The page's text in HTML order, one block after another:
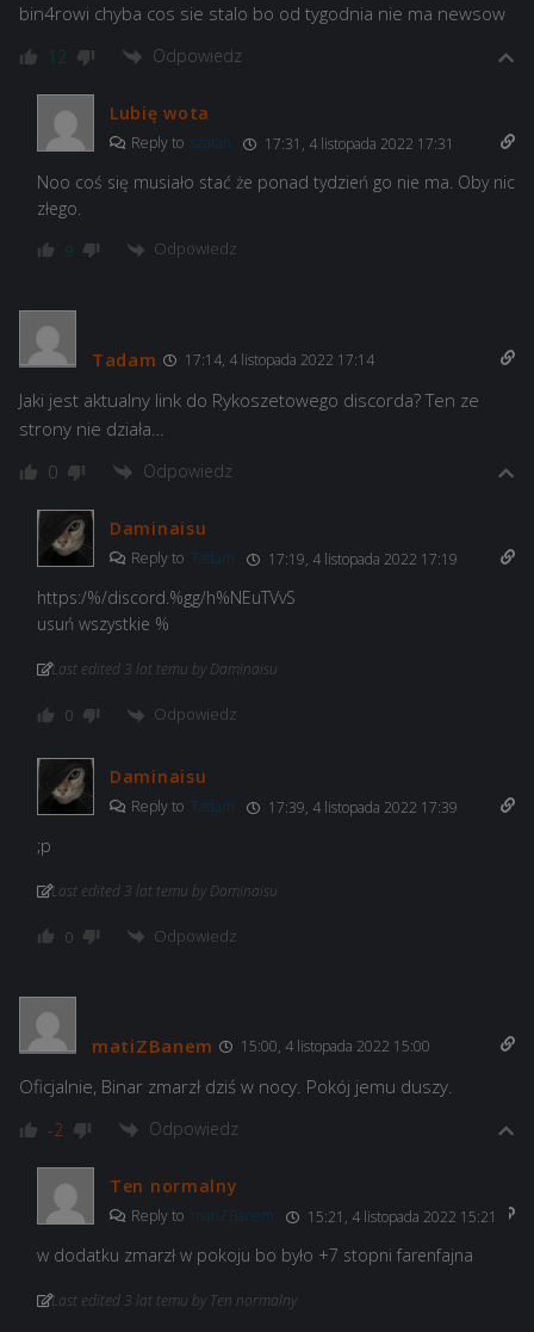
bin4rowi chyba cos sie stalo bo od tygodnia nie ma newsow
12 Odpowiedz
Lubię wota
Reply to szatan 17:31, 4 listopada 2022 17:31
Noo coś się musiało stać że ponad tydzień go nie ma. Oby nic
złego.
9 Odpowiedz
Tadam 17:14, 4 listopada 2022 17:14
Jaki jest aktualny link do Rykoszetowego discorda? Ten ze
strony nie działa…
0 Odpowiedz
Daminaisu
Reply to Tadam 17:19, 4 listopada 2022 17:19
https:/%/discord.%gg/h%NEuTVvS
usuń wszystkie %
Last edited 3 lat temu by Daminaisu
0 Odpowiedz
Daminaisu
Reply to Tadam 17:39, 4 listopada 2022 17:39
;p
Last edited 3 lat temu by Daminaisu
0 Odpowiedz
matiZBanem 15:00, 4 listopada 2022 15:00
Oficjalnie, Binar zmarzł dziś w nocy. Pokój jemu duszy.
-2 Odpowiedz
Ten normalny
Reply to matiZBanem 15:21, 4 listopada 2022 15:21
w dodatku zmarzł w pokoju bo było +7 stopni farenfajna
Last edited 3 lat temu by Ten normalny